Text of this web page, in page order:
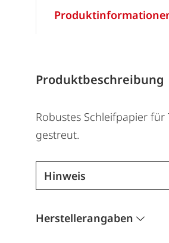
Produktbeschreibung
Robustes Schleifpapier
gestreut.
Hinweis
Herstellerangaben